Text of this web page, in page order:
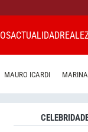
ACTUALIDAD
MAURO ICARDI